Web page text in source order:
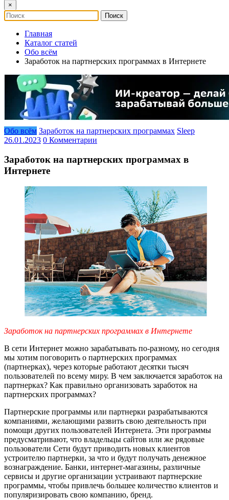
×
Главная
Каталог статей
Обо всём
Заработок на партнерских программах в Интернете
Обо всём Заработок на партнерских программах Sleep
26.01.2023 0 Комментарии
Заработок на партнерских программах в
Интернете
Заработок на партнерских программах в Интернете
В сети Интернет можно зарабатывать по-разному, но сегодня
мы хотим поговорить о партнерских программах
(партнерках), через которые работают десятки тысяч
пользователей по всему миру. В чем заключается заработок на
партнерках? Как правильно организовать заработок на
партнерских программах?
Партнерские программы или партнерки разрабатываются
компаниями, желающими развить свою деятельность при
помощи других пользователей Интернета. Эти программы
предусматривают, что владельцы сайтов или же рядовые
пользователи Сети будут приводить новых клиентов
устроителю партнерки, за что и будут получать денежное
вознаграждение. Банки, интернет-магазины, различные
сервисы и другие организации устраивают партнерские
программы, чтобы привлечь большее количество клиентов и
популяризировать свою компанию, бренд.